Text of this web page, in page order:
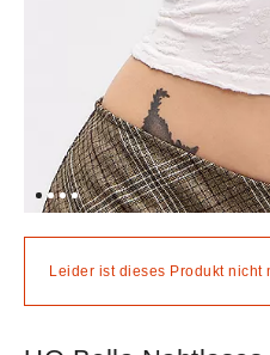
Leider ist dieses Produkt nicht